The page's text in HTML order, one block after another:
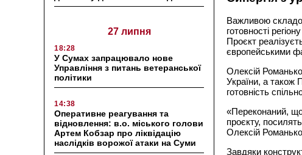
27 липня
18:28
У Сумах запрацювало нове
Управління з питань ветеранської
політики
14:38
Оперативне реагування та
відновлення: в.о. міського голови
Артем Кобзар про ліквідацію
наслідків ворожої атаки на Суми
Важливою
готовності
Проєкт
європейськими
Олексій
України, а також
готовність
«Переконаний, що
проєкту,
Олексій
Завдяки